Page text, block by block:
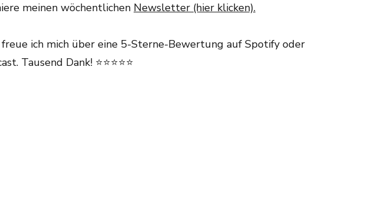
meinen wöchentlichen Newsletter (hier klicken).
ich mich über eine 5-Sterne-Bewertung auf Spotify oder
Tausend Dank! ⭐⭐⭐⭐⭐